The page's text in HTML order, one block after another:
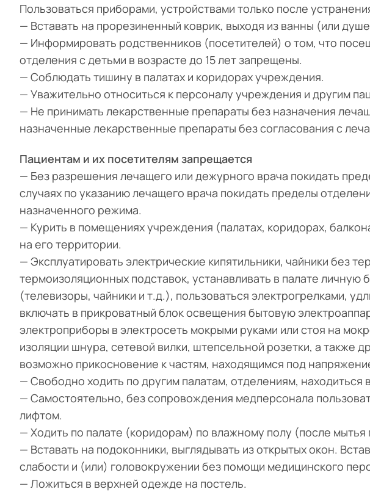
Пользоваться приборами, устройствами только после
— Вставать на прорезиненный коврик, выходя из ванны (или
— Информировать родственников (посетителей) о том, что
отделения с детьми в возрасте до 15 лет запрещены.
— Соблюдать тишину в палатах и коридорах учреждения.
— Уважительно относиться к персоналу учреждения и другим
— Не принимать лекарственные препараты без назначения
назначенные лекарственные препараты без согласования с
Пациентам и их посетителям запрещается
— Без разрешения лечащего или дежурного врача покидать
случаях по указанию лечащего врача покидать пределы
назначенного режима.
— Курить в помещениях учреждения (палатах, коридорах,
на его территории.
— Эксплуатировать электрические кипятильники, чайники без
термоизоляционных подставок, устанавливать в палате личную
(телевизоры, чайники и т.д.), пользоваться электрогрелками,
включать в прикроватный блок освещения бытовую
электроприборы в электросеть мокрыми руками или стоя на
изоляции шнура, сетевой вилки, штепсельной розетки, а также
возможно прикосновение к частям, находящимся под
— Свободно ходить по другим палатам, отделениям,
— Самостоятельно, без сопровождения медперсонала
лифтом.
— Ходить по палате (коридорам) по влажному полу (после мытья
— Вставать на подоконники, выглядывать из открытых окон.
слабости и (или) головокружении без помощи медицинского
— Ложиться в верхней одежде на постель.